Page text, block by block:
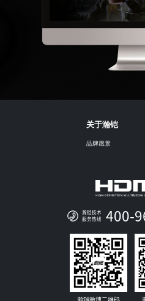
关于瀚铠
品牌愿景
瀚铠技术
服务热线
400-
瀚铠微博二维码